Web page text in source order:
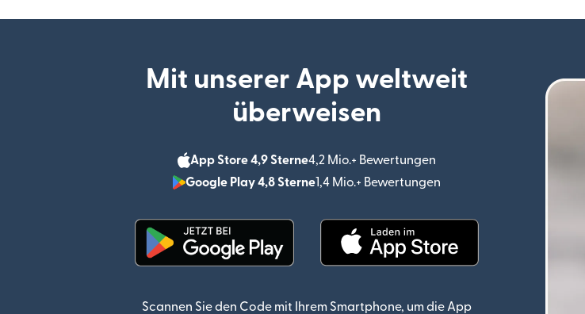
Mit unserer App weltweit
überweisen
App Store 4,9 Sterne4,2 Mio.+ Bewertungen
Google Play 4,8 Sterne1,4 Mio.+ Bewertungen
Scannen Sie den Code mit Ihrem Smartphone, um die App